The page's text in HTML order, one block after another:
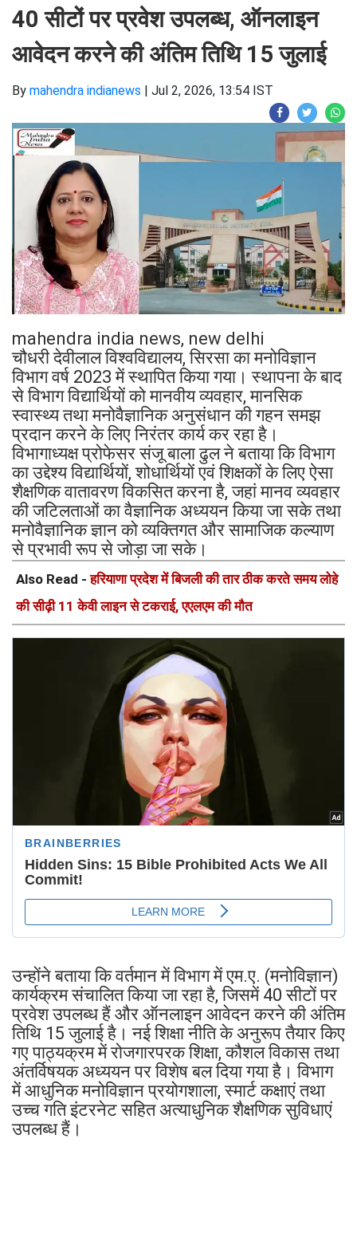
40 सीटों पर प्रवेश उपलब्ध, ऑनलाइन
आवेदन करने की अंतिम तिथि 15 जुलाई
By mahendra indianews | Jul 2, 2026, 13:54 IST
mahendra india news, new delhi
चौधरी देवीलाल विश्वविद्यालय, सिरसा का मनोविज्ञान
विभाग वर्ष 2023 में स्थापित किया गया। स्थापना के बाद
से विभाग विद्यार्थियों को मानवीय व्यवहार, मानसिक
स्वास्थ्य तथा मनोवैज्ञानिक अनुसंधान की गहन समझ
प्रदान करने के लिए निरंतर कार्य कर रहा है।
विभागाध्यक्ष प्रोफेसर संजू बाला ढुल ने बताया कि विभाग
का उद्देश्य विद्यार्थियों, शोधार्थियों एवं शिक्षकों के लिए ऐसा
शैक्षणिक वातावरण विकसित करना है, जहां मानव व्यवहार
की जटिलताओं का वैज्ञानिक अध्ययन किया जा सके तथा
मनोवैज्ञानिक ज्ञान को व्यक्तिगत और सामाजिक कल्याण
से प्रभावी रूप से जोड़ा जा सके।
Also Read -हरियाणा प्रदेश में बिजली की तार ठीक करते समय लोहे
की सीढ़ी 11 केवी लाइन से टकराई, एएलएम की मौत
उन्होंने बताया कि वर्तमान में विभाग में एम.ए. (मनोविज्ञान)
कार्यक्रम संचालित किया जा रहा है, जिसमें 40 सीटों पर
प्रवेश उपलब्ध हैं और ऑनलाइन आवेदन करने की अंतिम
तिथि 15 जुलाई है। नई शिक्षा नीति के अनुरूप तैयार किए
गए पाठ्यक्रम में रोजगारपरक शिक्षा, कौशल विकास तथा
अंतर्विषयक अध्ययन पर विशेष बल दिया गया है। विभाग
में आधुनिक मनोविज्ञान प्रयोगशाला, स्मार्ट कक्षाएं तथा
उच्च गति इंटरनेट सहित अत्याधुनिक शैक्षणिक सुविधाएं
उपलब्ध हैं।